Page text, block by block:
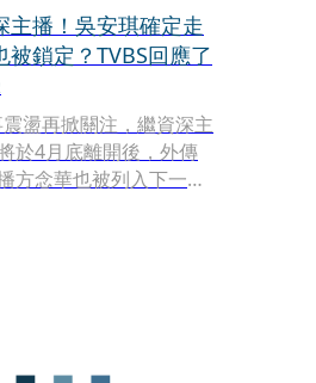
主播！吳安琪確定走
鎖定？TVBS回應了
盪再掀關注，繼資深主
於4月底離開後，外傳
方念華也被列入下一波